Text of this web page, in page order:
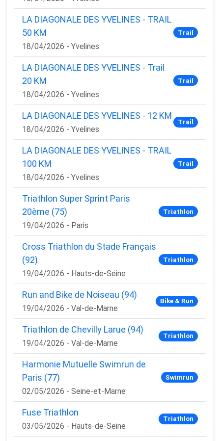
LA DIAGONALE DES YVELINES - TRAIL
50 KM
18/04/2026 - Yvelines
Trail
LA DIAGONALE DES YVELINES - Trail
20 KM
18/04/2026 - Yvelines
Trail
LA DIAGONALE DES YVELINES - 12 KM
18/04/2026 - Yvelines
Trail
LA DIAGONALE DES YVELINES - TRAIL
100 KM
18/04/2026 - Yvelines
Trail
Triathlon Super Sprint Paris
20ème (75)
19/04/2026 - Paris
Triathlon
Cross Triathlon du Stade Français
(92)
19/04/2026 - Hauts-de-Seine
Triathlon
Run and Bike de Noiseau (94)
19/04/2026 - Val-de-Marne
Bike & Run
Triathlon de Chevilly Larue (94)
19/04/2026 - Val-de-Marne
Triathlon
Harmonie Mutuelle Swimrun de
Paris (77)
02/05/2026 - Seine-et-Marne
Swimrun
Fuse Triathlon
03/05/2026 - Hauts-de-Seine
Triathlon